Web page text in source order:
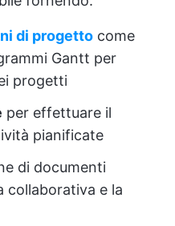
di progetto come
Gantt per
progetti
per effettuare il
pianificate
di documenti
collaborativa e la